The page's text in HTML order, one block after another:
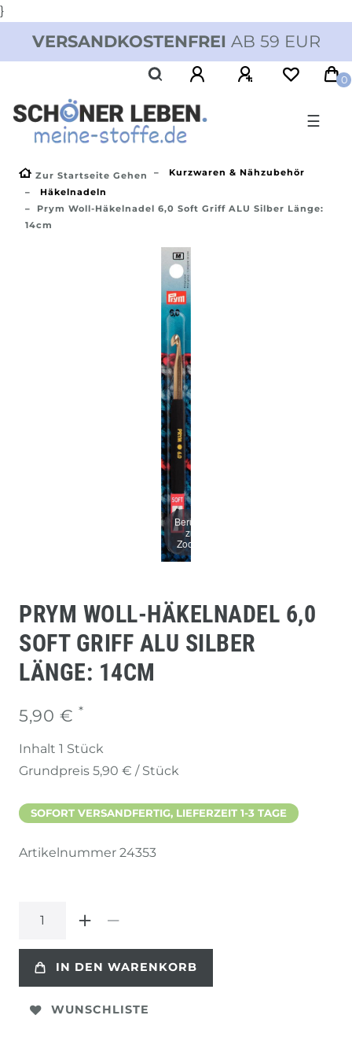
}
VERSANDKOSTENFREI AB 59 EUR
0
☰
Zur Startseite Gehen
Kurzwaren & Nähzubehör
Häkelnadeln
Prym Woll-Häkelnadel 6,0 Soft Griff ALU Silber Länge:
14cm
Berühren
zum
Zoomen
PRYM WOLL-HÄKELNADEL 6,0
SOFT GRIFF ALU SILBER
LÄNGE: 14CM
5,90 € *
Inhalt 1 Stück
Grundpreis 5,90 € / Stück
SOFORT VERSANDFERTIG, LIEFERZEIT 1-3 TAGE
Artikelnummer 24353
IN DEN WARENKORB
WUNSCHLISTE